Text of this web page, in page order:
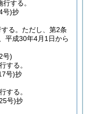
する。
号)抄
る。 ただし、第2条
平成30年4月1日から
号)
する。
号)抄
する。
号)抄